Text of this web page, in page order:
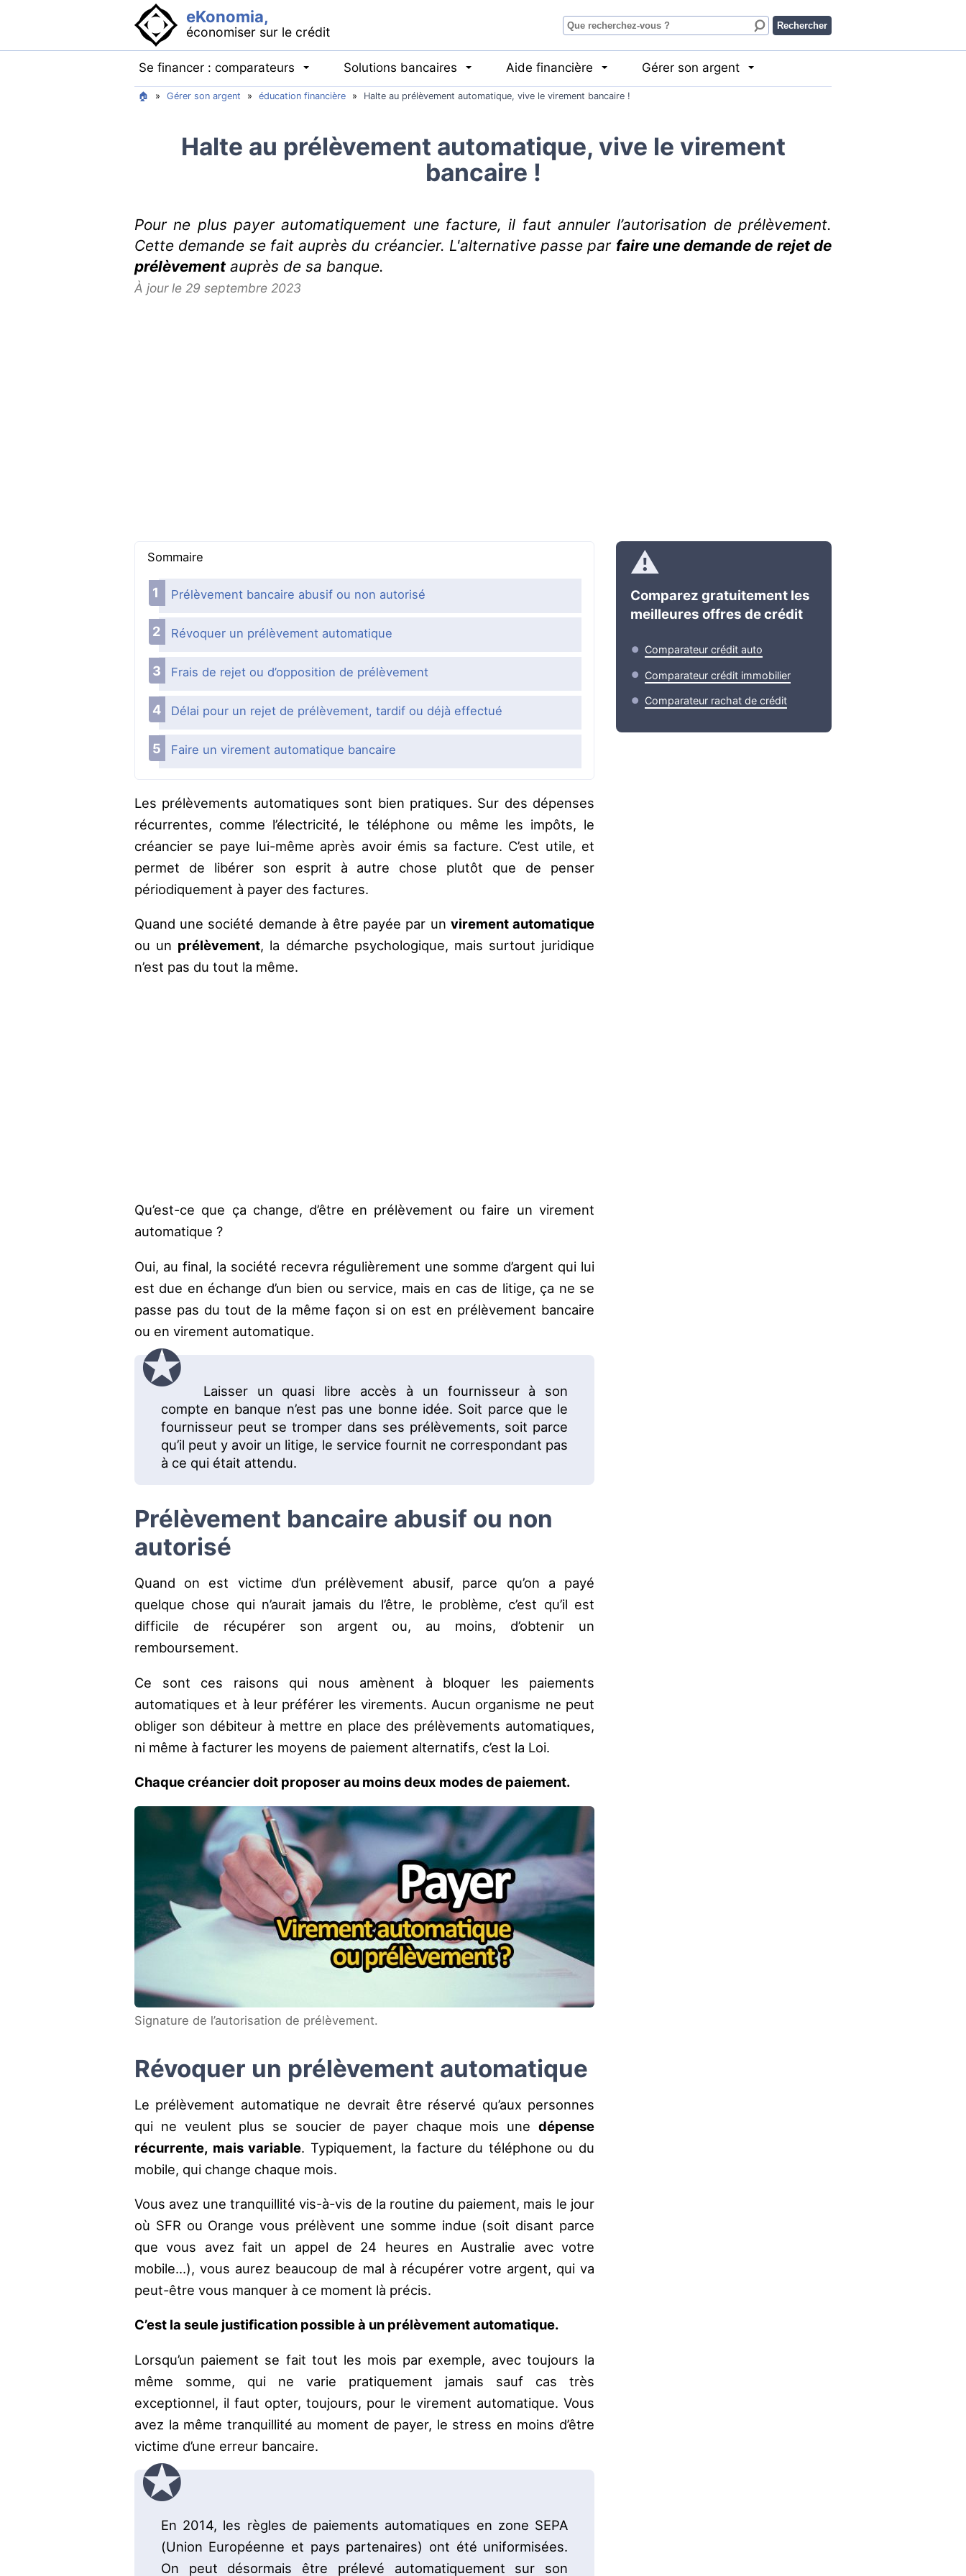
eKonomia,
économiser sur le crédit
Se financer : comparateurs Solutions bancaires Aide financière Gérer son argent
🏠 » Gérer son argent » éducation financière » Halte au prélèvement automatique, vive le virement bancaire !
Halte au prélèvement automatique, vive le virement
bancaire !
Pour ne plus payer automatiquement une facture, il faut annuler l’autorisation de prélèvement.
Cette demande se fait auprès du créancier. L'alternative passe par faire une demande de rejet de
prélèvement auprès de sa banque.
À jour le 29 septembre 2023
Sommaire
Prélèvement bancaire abusif ou non autorisé
Révoquer un prélèvement automatique
Frais de rejet ou d’opposition de prélèvement
Délai pour un rejet de prélèvement, tardif ou déjà effectué
Faire un virement automatique bancaire
Les prélèvements automatiques sont bien pratiques. Sur des dépenses
récurrentes, comme l’électricité, le téléphone ou même les impôts, le
créancier se paye lui-même après avoir émis sa facture. C’est utile, et
permet de libérer son esprit à autre chose plutôt que de penser
périodiquement à payer des factures.
Quand une société demande à être payée par un virement automatique
ou un prélèvement, la démarche psychologique, mais surtout juridique
n’est pas du tout la même.
Qu’est-ce que ça change, d’être en prélèvement ou faire un virement
automatique ?
Oui, au final, la société recevra régulièrement une somme d’argent qui lui
est due en échange d’un bien ou service, mais en cas de litige, ça ne se
passe pas du tout de la même façon si on est en prélèvement bancaire
ou en virement automatique.
Laisser un quasi libre accès à un fournisseur à son
compte en banque n’est pas une bonne idée. Soit parce que le
fournisseur peut se tromper dans ses prélèvements, soit parce
qu’il peut y avoir un litige, le service fournit ne correspondant pas
à ce qui était attendu.
Prélèvement bancaire abusif ou non
autorisé
Quand on est victime d’un prélèvement abusif, parce qu’on a payé
quelque chose qui n’aurait jamais du l’être, le problème, c’est qu’il est
difficile de récupérer son argent ou, au moins, d’obtenir un
remboursement.
Ce sont ces raisons qui nous amènent à bloquer les paiements
automatiques et à leur préférer les virements. Aucun organisme ne peut
obliger son débiteur à mettre en place des prélèvements automatiques,
ni même à facturer les moyens de paiement alternatifs, c’est la Loi.
Chaque créancier doit proposer au moins deux modes de paiement.
Signature de l’autorisation de prélèvement.
Révoquer un prélèvement automatique
Le prélèvement automatique ne devrait être réservé qu’aux personnes
qui ne veulent plus se soucier de payer chaque mois une dépense
récurrente, mais variable. Typiquement, la facture du téléphone ou du
mobile, qui change chaque mois.
Vous avez une tranquillité vis-à-vis de la routine du paiement, mais le jour
où SFR ou Orange vous prélèvent une somme indue (soit disant parce
que vous avez fait un appel de 24 heures en Australie avec votre
mobile…), vous aurez beaucoup de mal à récupérer votre argent, qui va
peut-être vous manquer à ce moment là précis.
C’est la seule justification possible à un prélèvement automatique.
Lorsqu’un paiement se fait tout les mois par exemple, avec toujours la
même somme, qui ne varie pratiquement jamais sauf cas très
exceptionnel, il faut opter, toujours, pour le virement automatique. Vous
avez la même tranquillité au moment de payer, le stress en moins d’être
victime d’une erreur bancaire.
En 2014, les règles de paiements automatiques en zone SEPA
(Union Européenne et pays partenaires) ont été uniformisées.
On peut désormais être prélevé automatiquement sur son
Comparez gratuitement les
meilleures offres de crédit
Comparateur crédit auto
Comparateur crédit immobilier
Comparateur rachat de crédit